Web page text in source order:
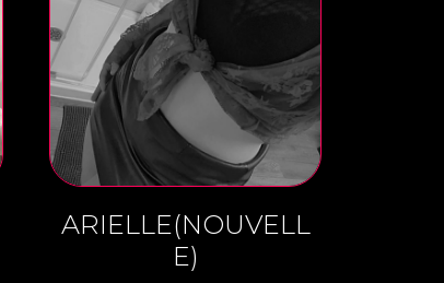
ARIELLE(NOUVELL
E)